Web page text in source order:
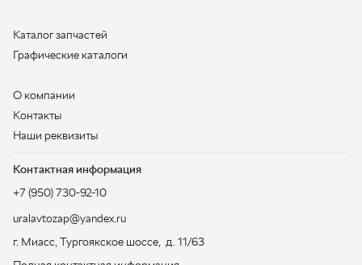
Контактная информация
+7 (950) 730-92-10
uralavtozap@yandex.ru
г. Миасс, Тургоякское шоссе, д. 11/63
Полная контактная информация